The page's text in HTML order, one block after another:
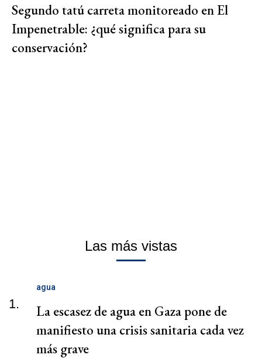
Segundo tatú carreta monitoreado en El
Impenetrable: ¿qué significa para su
conservación?
Las más vistas
1.
agua
La escasez de agua en Gaza pone de
manifiesto una crisis sanitaria cada vez
más grave